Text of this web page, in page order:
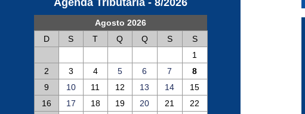
Agenda Tributária - 8/2026
Agosto 2026
D
S T Q Q S
S
1
2
3 4 5 6 7
8
9
10 11 12 13 14
15
16
17 18 19 20 21
22